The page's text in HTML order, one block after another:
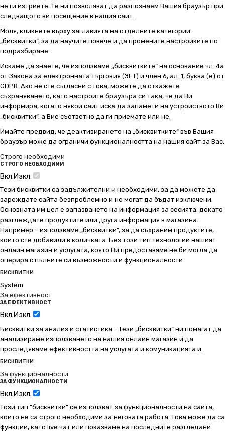
не ги изтриете. Те ни позволяват да разпознаем Вашия браузър при
следващото ви посещение в нашия сайт.
Моля, кликнете върху заглавията на отделните категории
„бисквитки“, за да научите повече и да промените настройките по
подразбиране.
Искаме да знаете, че използваме „бисквитките“ на основание чл. 4а
от Закона за електронната търговия (ЗЕТ) и член 6, ал. 1, буква (е) от
GDPR. Ако не сте съгласни с това, можете да откажете
съхраняването, като настроите браузъра си така, че да Ви
информира, когато някой сайт иска да запамети на устройството Ви
„бисквитки“, а Вие съответно да ги приемате или не.
Имайте предвид, че деактивирането на „бисквитките“ във Вашия
браузър може да ограничи функционалността на нашия сайт за Вас.
Строго необходими
СТРОГО НЕОБХОДИМИ
Вкл.Изкл.
Тези бисквитки са задължителни и необходими, за да можете да
зареждате сайта безпроблемно и не могат да бъдат изключени.
Основната им цел е запазването на информация за сесията, докато
разглеждате продуктите или друга информация в магазина.
Например – използваме „бисквитки“, за да съхраним продуктите,
които сте добавили в количката. Без този тип технологии нашият
онлайн магазин и услугата, която Ви предоставяме не би могла да
оперира с пълните си възможности и функционалности.
БИСКВИТКИ
System
За ефективност
ЗА ЕФЕКТИВНОСТ
Вкл.Изкл.
Бисквитки за анализ и статистика - Тези „бисквитки“ ни помагат да
анализираме използването на нашия онлайн магазин и да
проследяваме ефективността на услугата и комуникацията й.
БИСКВИТКИ
За функционалности
ЗА ФУНКЦИОНАЛНОСТИ
Вкл.Изкл.
Този тип "бисквитки" се използват за функционалности на сайта,
които не са строго необходими за неговата работа. Това може да са
функции, като live чат или показване на последните разгледани